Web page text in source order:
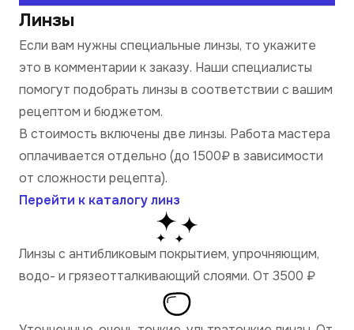
Линзы
Если вам нужны специальные линзы, то укажите
это в комментарии к заказу. Наши специалисты
помогут подобрать линзы в соответствии с вашим
рецептом и бюджетом.
В стоимость включены две линзы. Работа мастера
оплачивается отдельно (до 1500₽ в зависимости
от сложности рецепта).
Перейти к каталогу линз
Линзы с антибликовым покрытием, упрочняющим,
водо- и грязеотталкивающий слоями. От 3500 ₽